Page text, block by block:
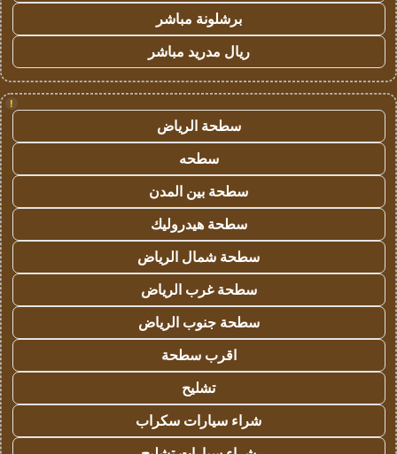
برشلونة مباشر
ريال مدريد مباشر
!
سطحة الرياض
سطحه
سطحة بين المدن
سطحة هيدروليك
سطحة شمال الرياض
سطحة غرب الرياض
سطحة جنوب الرياض
اقرب سطحة
تشليح
شراء سيارات سكراب